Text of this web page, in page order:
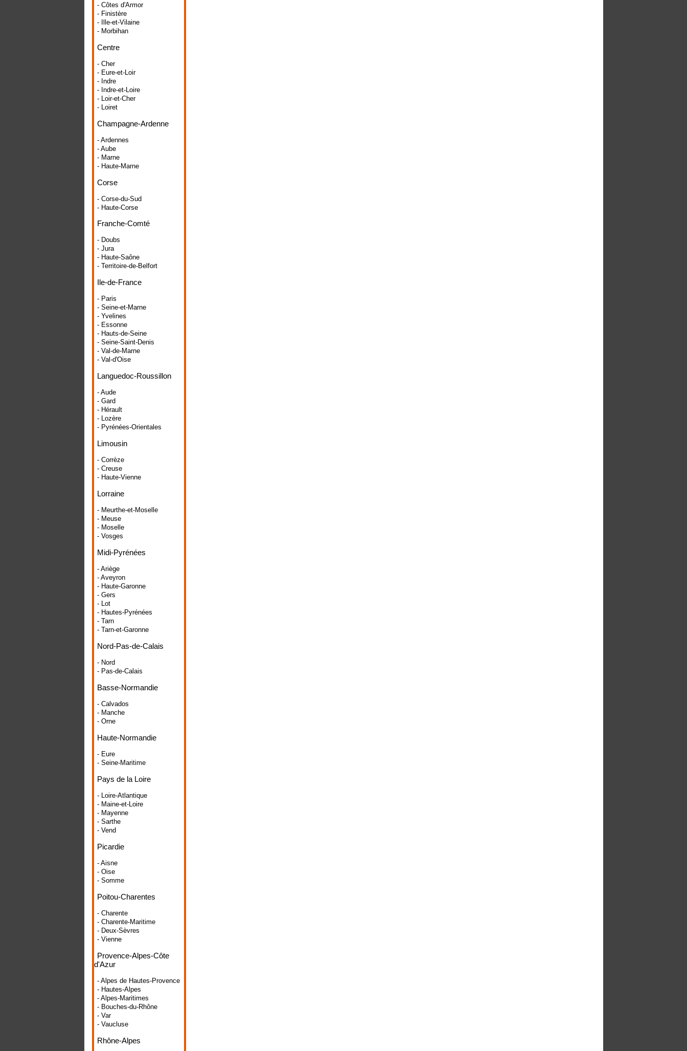
- Côtes d'Armor
- Finistère
- Ille-et-Vilaine
- Morbihan
Centre
- Cher
- Eure-et-Loir
- Indre
- Indre-et-Loire
- Loir-et-Cher
- Loiret
Champagne-Ardenne
- Ardennes
- Aube
- Marne
- Haute-Marne
Corse
- Corse-du-Sud
- Haute-Corse
Franche-Comté
- Doubs
- Jura
- Haute-Saône
- Territoire-de-Belfort
Ile-de-France
- Paris
- Seine-et-Marne
- Yvelines
- Essonne
- Hauts-de-Seine
- Seine-Saint-Denis
- Val-de-Marne
- Val-d'Oise
Languedoc-Roussillon
- Aude
- Gard
- Hérault
- Lozère
- Pyrénées-Orientales
Limousin
- Corrèze
- Creuse
- Haute-Vienne
Lorraine
- Meurthe-et-Moselle
- Meuse
- Moselle
- Vosges
Midi-Pyrénées
- Ariège
- Aveyron
- Haute-Garonne
- Gers
- Lot
- Hautes-Pyrénées
- Tarn
- Tarn-et-Garonne
Nord-Pas-de-Calais
- Nord
- Pas-de-Calais
Basse-Normandie
- Calvados
- Manche
- Orne
Haute-Normandie
- Eure
- Seine-Maritime
Pays de la Loire
- Loire-Atlantique
- Maine-et-Loire
- Mayenne
- Sarthe
- Vend
Picardie
- Aisne
- Oise
- Somme
Poitou-Charentes
- Charente
- Charente-Maritime
- Deux-Sèvres
- Vienne
Provence-Alpes-Côte
d'Azur
- Alpes de Hautes-Provence
- Hautes-Alpes
- Alpes-Maritimes
- Bouches-du-Rhône
- Var
- Vaucluse
Rhône-Alpes